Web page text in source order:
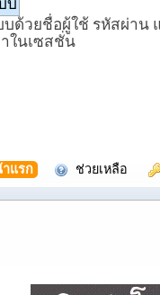
บด้วยชื่อผู้ใช้ รหัสผ่าน
าในเซสชั่น
แรก ช่วยเหลือ